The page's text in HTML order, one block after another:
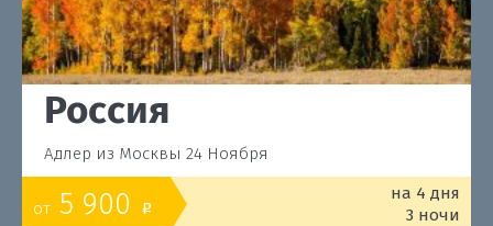
Россия
Адлер из Москвы 24 Ноября
от 5 900 o
на 4 дня
3 ночи